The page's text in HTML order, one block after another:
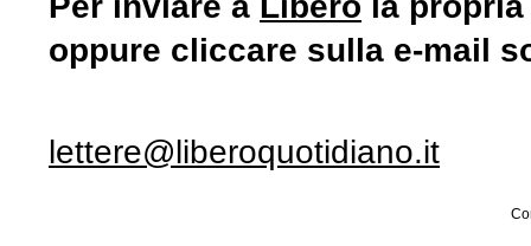
oppure cliccare sulla e-mail
lettere@liberoquotidiano.it